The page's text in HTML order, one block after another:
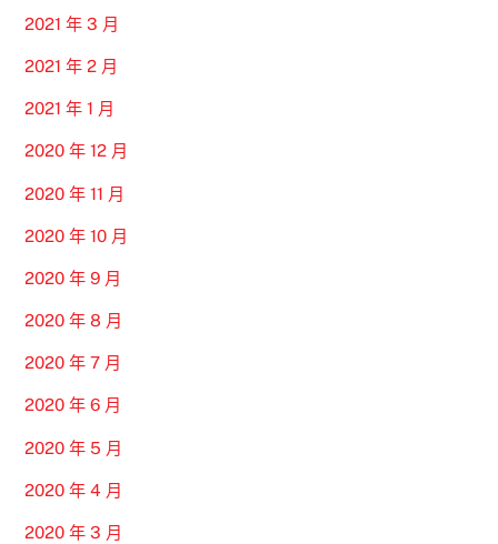
2021 年 3 月
2021 年 2 月
2021 年 1 月
2020 年 12 月
2020 年 11 月
2020 年 10 月
2020 年 9 月
2020 年 8 月
2020 年 7 月
2020 年 6 月
2020 年 5 月
2020 年 4 月
2020 年 3 月